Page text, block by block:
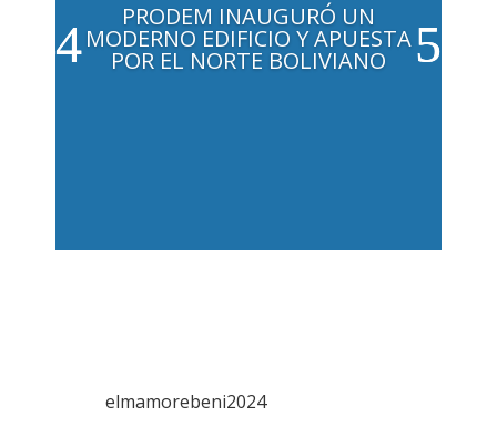
PRODEM INAUGURÓ UN
MODERNO EDIFICIO Y APUESTA
POR EL NORTE BOLIVIANO
elmamorebeni2024